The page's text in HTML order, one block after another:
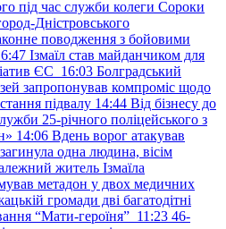
під час служби колеги Сороки
Дністровського
поводження з бойовими
Ізмаїл став майданчиком для
ЄС 16:03 Болградський
запропонував компроміс щодо
підвалу 14:44 Від бізнесу до
25-річного поліцейського з
14:06 Вдень ворог атакував
одна людина, вісім
житель Ізмаїла
метадон у двох медичних
громади дві багатодітні
“Мати-героїня” 11:23 46-